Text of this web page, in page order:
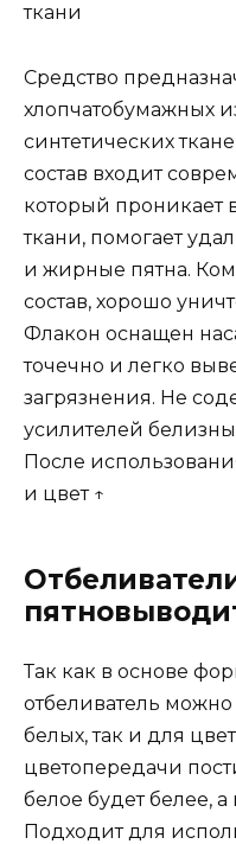
ткани
Средство
хлопчатобумажных
синтетических
состав входит
который проникает
ткани, помогает
и жирные пятна.
состав, хорошо
Флакон оснащен
точечно и легко
загрязнения. Не
усилителей
После
и цвет ↑
Так как в основе
отбеливатель можно
белых, так и для
цветопередачи
белое будет белее,
Подходит для